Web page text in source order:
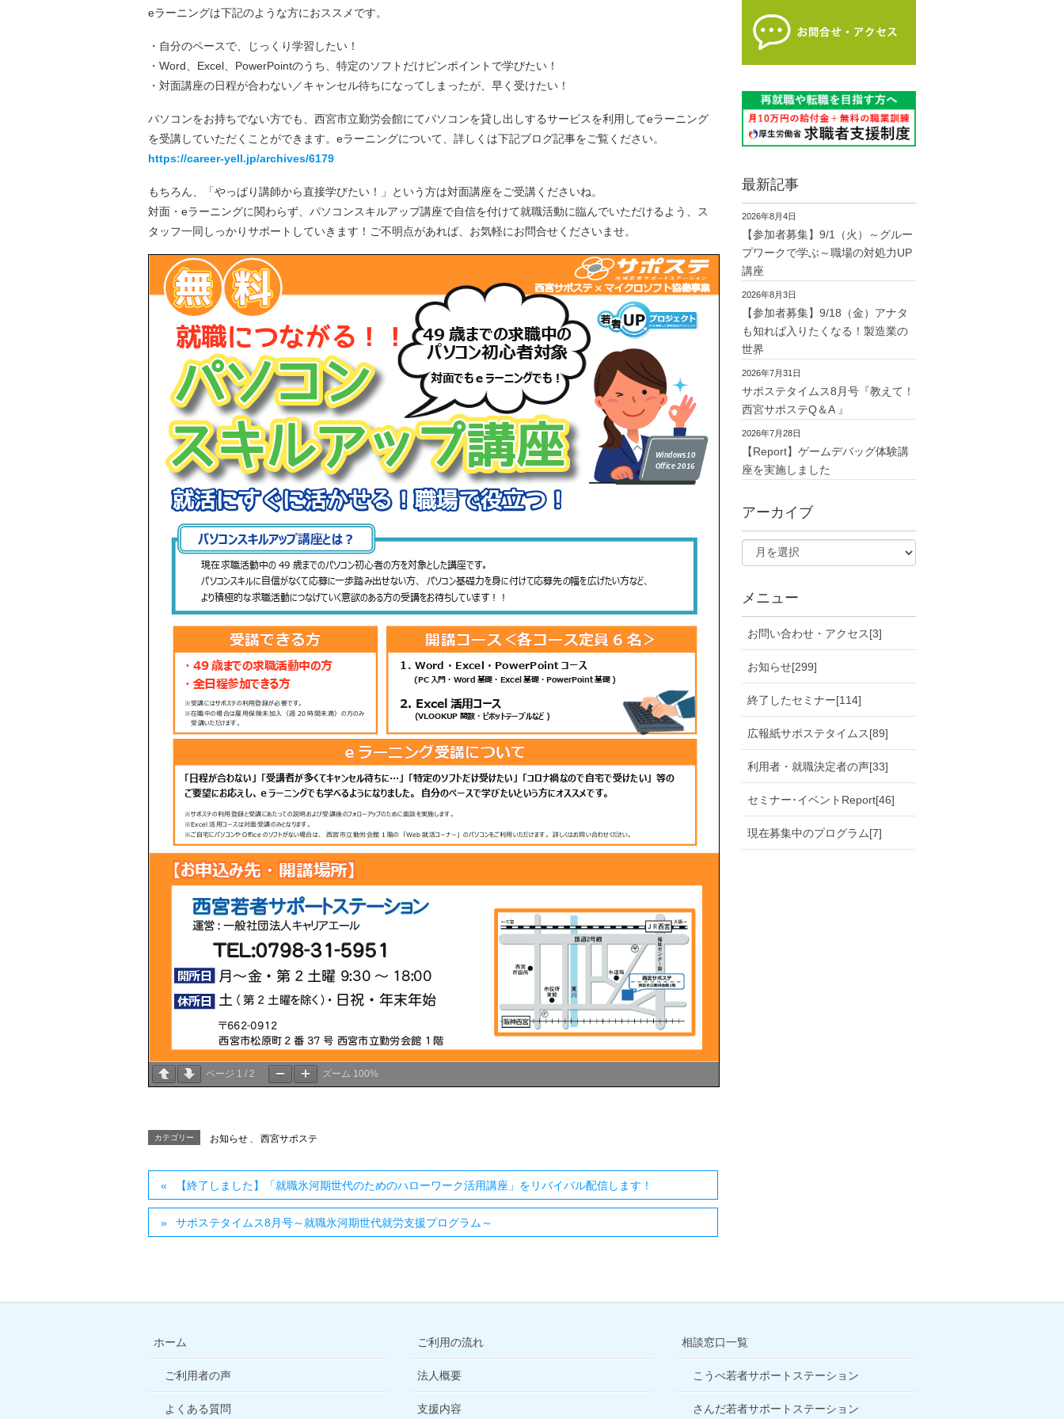
eラーニングは下記のような方におススメです。
・自分のペースで、じっくり学習したい！
・Word、Excel、PowerPointのうち、特定のソフトだけピンポイントで学びたい！
・対面講座の日程が合わない／キャンセル待ちになってしまったが、早く受けたい！
パソコンをお持ちでない方でも、西宮市立勤労会館にてパソコンを貸し出しするサービスを利用してeラーニング
を受講していただくことができます。eラーニングについて、詳しくは下記ブログ記事をご覧ください。
https://career-yell.jp/archives/6179
もちろん、「やっぱり講師から直接学びたい！」という方は対面講座をご受講くださいね。
対面・eラーニングに関わらず、パソコンスキルアップ講座で自信を付けて就職活動に臨んでいただけるよう、ス
タッフ一同しっかりサポートしていきます！ご不明点があれば、お気軽にお問合せくださいませ。
ページ 1 / 2 ズーム 100%
カテゴリー お知らせ 、 西宮サポステ
【終了しました】「就職氷河期世代のためのハローワーク活用講座」をリバイバル配信します！
サポステタイムス8月号～就職氷河期世代就労支援プログラム～
最新記事
2026年8月4日
【参加者募集】9/1（火）～グルー
プワークで学ぶ～職場の対処力UP
講座
2026年8月3日
【参加者募集】9/18（金）アナタ
も知れば入りたくなる！製造業の
世界
2026年7月31日
サポステタイムス8月号『教えて！
西宮サポステQ＆A 』
2026年7月28日
【Report】ゲームデバッグ体験講
座を実施しました
アーカイブ
メニュー
お問い合わせ・アクセス[3]
お知らせ[299]
終了したセミナー[114]
広報紙サポステタイムス[89]
利用者・就職決定者の声[33]
セミナー･イベントReport[46]
現在募集中のプログラム[7]
ホーム
ご利用者の声
よくある質問
ご利用の流れ
法人概要
支援内容
相談窓口一覧
こうべ若者サポートステーション
さんだ若者サポートステーション